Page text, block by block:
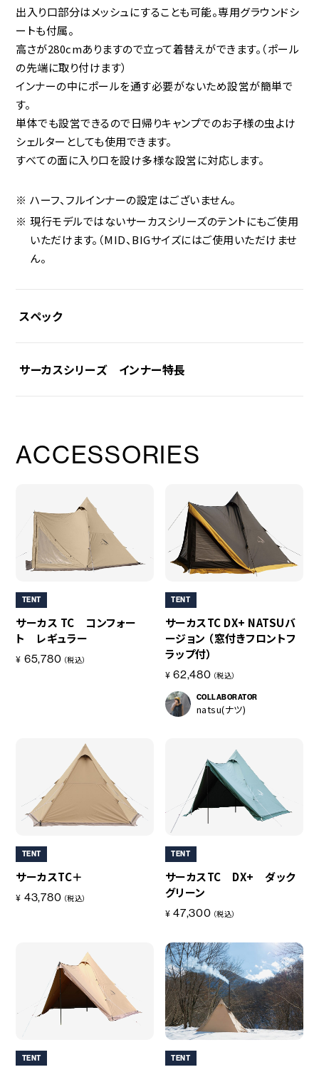
出入り口部分はメッシュにすることも可能。専用グラウンドシ
ートも付属。
高さが280cmありますので立って着替えができます。（ポール
の先端に取り付けます）
インナーの中にポールを通す必要がないため設営が簡単で
す。
単体でも設営できるので日帰りキャンプでのお子様の虫よけ
シェルターとしても使用できます。
すべての面に入り口を設け多様な設営に対応します。
ハーフ、フルインナーの設定はございません。
現行モデルではないサーカスシリーズのテントにもご使用
いただけます。（MID、BIGサイズにはご使用いただけませ
ん。
スペック
素材
〇グラウンドシート
耐水圧
〇インナーボトム
2,000mm
2,000mm
収納サイズ
〇インナー本体
（約）570×230(直径）mm
（約）3,980×3,640×2,800（高）mm
〇グラウンドシート
（約）3,840×3,600mm
総重量
〇総重量
本体
（約）4.22kg
〇グラウンドシート
収納ケース×2
原産国
ベトナム
サーカスシリーズ インナー特長
ると3/5になり更に土間が広くなります。
1人で土間を広く使用したい方に最適な使い方です。
ACCESSORIES
TENT
サーカス TC コンフォー
ト レギュラー
¥ 65,780 （税込）
TENT
サーカスTC DX+ NATSUバ
ージョン （窓付きフロントフ
ラップ付）
¥ 62,480 （税込）
COLLABORATOR
natsu(ナツ)
TENT
サーカスTC＋
¥ 43,780 （税込）
TENT
サーカスTC DX+ ダック
グリーン
¥ 47,300 （税込）
TENT TENT